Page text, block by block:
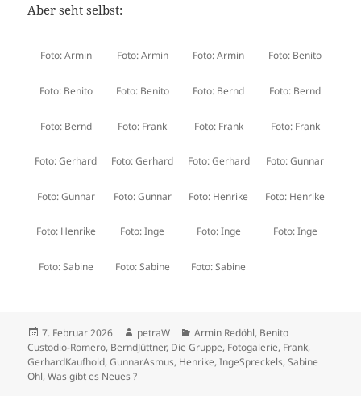
Aber seht selbst:
Foto: Armin Foto: Armin Foto: Armin Foto: Benito
Foto: Benito Foto: Benito Foto: Bernd Foto: Bernd
Foto: Bernd Foto: Frank Foto: Frank Foto: Frank
Foto: Gerhard Foto: Gerhard Foto: Gerhard Foto: Gunnar
Foto: Gunnar Foto: Gunnar Foto: Henrike Foto: Henrike
Foto: Henrike Foto: Inge Foto: Inge Foto: Inge
Foto: Sabine Foto: Sabine Foto: Sabine
Veröffentlicht
am
7. Februar 2026 Autor
petraW Kategorien
Armin Redöhl, Benito
Custodio-Romero, BerndJüttner, Die Gruppe, Fotogalerie, Frank,
GerhardKaufhold,GunnarAsmus, Henrike,IngeSpreckels,Sabine
Ohl,Was gibt es Neues ?